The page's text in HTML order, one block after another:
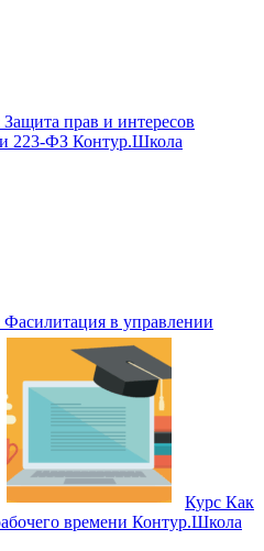
прав и интересов
223‑ФЗ Контур.Школа
Фасилитация в управлении
Курс Как
времени Контур.Школа